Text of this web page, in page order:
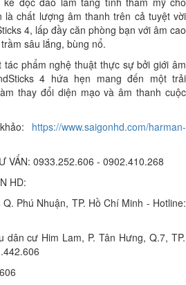
là chất lượng âm thanh trên cả tuyệt vời
4, lấp đầy căn phòng bạn với âm cao
sâu lắng, bùng nổ.
phẩm nghệ thuật thực sự bởi giới âm
4 hứa hẹn mang đến một trải
thay đổi diện mạo và âm thanh cuộc
https://www.saigonhd.com/harman-
VẤN: 0933.252.606 - 0902.410.268
HD:
Phú Nhuận, TP. Hồ Chí Minh - Hotline:
cư Him Lam, P. Tân Hưng, Q.7, TP.